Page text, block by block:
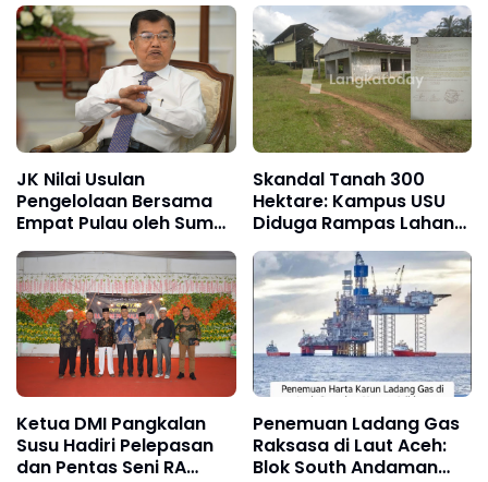
Showroom Baru
JK Nilai Usulan
Pengelolaan Bersama
Empat Pulau oleh Sumut
dan Aceh Tidak Masuk
Akal
Skandal Tanah 300
Hektare: Kampus USU
Diduga Rampas Lahan
Rakyat, Sawit Tumbuh—
Keadilan Mati!
Ketua DMI Pangkalan
Susu Hadiri Pelepasan
dan Pentas Seni RA
Penemuan Ladang Gas
Raksasa di Laut Aceh:
Blok South Andaman